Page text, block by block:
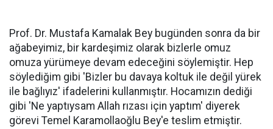
Prof. Dr. Mustafa Kamalak Bey bugünden sonra da bir
ağabeyimiz, bir kardeşimiz olarak bizlerle omuz
omuza yürümeye devam edeceğini söylemiştir. Hep
söylediğim gibi 'Bizler bu davaya koltuk ile değil yürek
ile bağlıyız' ifadelerini kullanmıştır. Hocamızın dediği
gibi 'Ne yaptıysam Allah rızası için yaptım' diyerek
görevi Temel Karamollaoğlu Bey'e teslim etmiştir.